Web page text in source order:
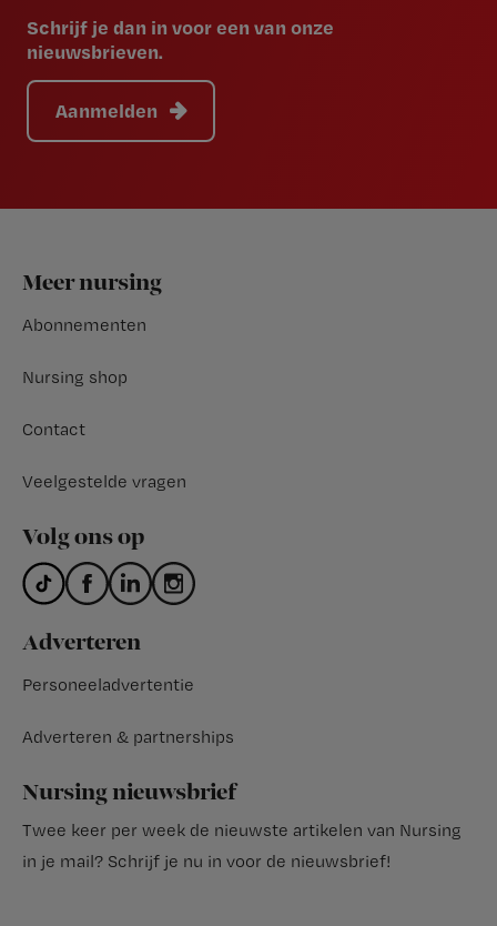
Schrijf je dan in voor een van onze
nieuwsbrieven.
Aanmelden
Footer
Meer nursing
Abonnementen
Nursing shop
Contact
Veelgestelde vragen
Volg ons op
Adverteren
Personeeladvertentie
Adverteren & partnerships
Nursing nieuwsbrief
Twee keer per week de nieuwste artikelen van Nursing
in je mail? Schrijf je nu in voor de nieuwsbrief!